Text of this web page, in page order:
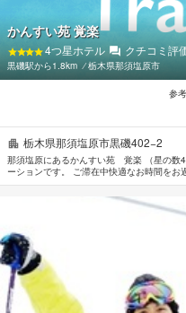
栃木県那須塩原市黒磯402−2
那須塩原にあるかんすい苑 覚楽 （星の数
ーションです。 ご滞在中快適なお時間を
アメニティをご用意しております。 かん
寧にご対応します。 快適な睡眠をサポー
ル, クローゼット, スリッパ, 薄型TV, リネ
けます。 当施設ではさまざまなレクリエ
るかんすい苑 覚楽 は快適なサービスをご
かんすい苑 覚楽
4つ星ホテル クチコミ評
黒磯駅から1.8km ⁄栃木県那須塩原市
参